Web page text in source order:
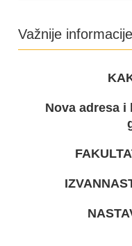
Važnije informacije
Nova adresa